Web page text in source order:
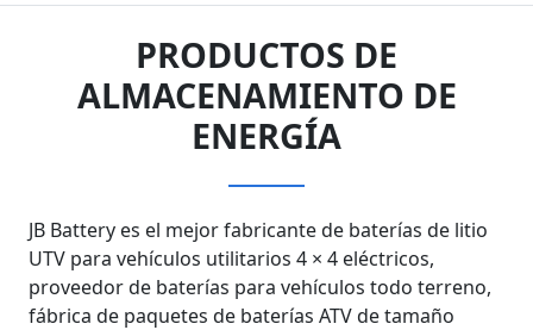
PRODUCTOS DE
ALMACENAMIENTO DE
ENERGÍA
JB Battery es el mejor fabricante de baterías de litio
UTV para vehículos utilitarios 4 × 4 eléctricos,
proveedor de baterías para vehículos todo terreno,
fábrica de paquetes de baterías ATV de tamaño